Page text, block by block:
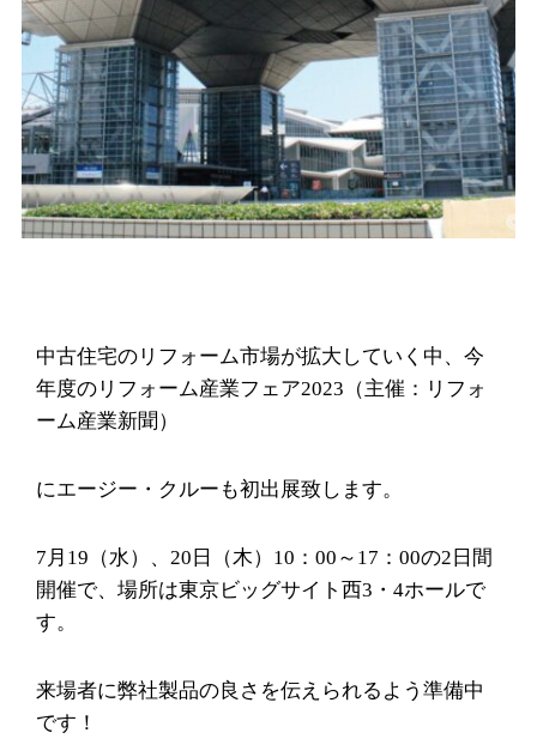
中古住宅のリフォーム市場が拡大していく中、今
年度のリフォーム産業フェア2023（主催：リフォ
ーム産業新聞）
にエージー・クルーも初出展致します。
7月19（水）、20日（木）10：00～17：00の2日間
開催で、場所は東京ビッグサイト西3・4ホールで
す。
来場者に弊社製品の良さを伝えられるよう準備中
です！